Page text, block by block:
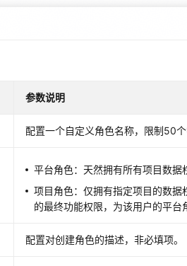
参数说明
配置一个自定义角色名称，限制50个
平台角色：天然拥有所有项目数据
项目角色：仅拥有指定项目的数
的最终功能权限，为该用户的平台
配置对创建角色的描述，非必填项。